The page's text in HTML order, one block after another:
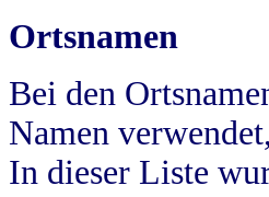
Ortsnamen
Bei den
Namen
In dieser Liste